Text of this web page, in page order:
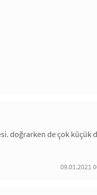
doğrarken de çok küçük
09.01.2021